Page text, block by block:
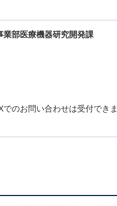
部医療機器研究開発課
のお問い合わせは受付できま